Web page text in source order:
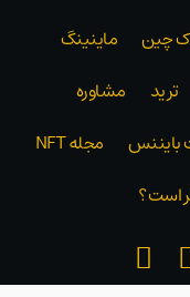
چین
ماینینگ
ترید
مشاوره
بایننس
مجله NFT
است؟